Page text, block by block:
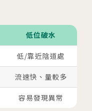
低位破水
低/靠近陰道處
流速快、量較多
容易發現異常